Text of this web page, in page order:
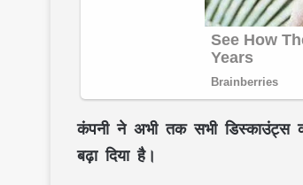
कंपनी ने अभी तक सभी डिस्काउंट्स
बढ़ा दिया है।